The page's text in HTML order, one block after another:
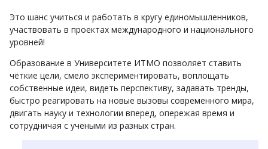
Это шанс учиться и работать в кругу единомышленников,
участвовать в проектах международного и национального
уровней!
Образование в Университете ИТМО позволяет ставить
чёткие цели, смело экспериментировать, воплощать
собственные идеи, видеть перспективу, задавать тренды,
быстро реагировать на новые вызовы современного мира,
двигать науку и технологии вперед, опережая время и
сотрудничая с учеными из разных стран.